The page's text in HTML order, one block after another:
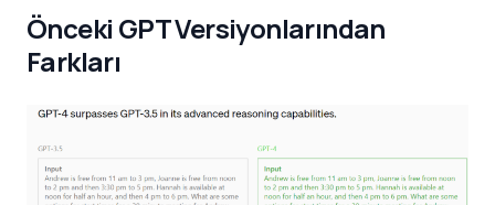
Önceki GPT Versiyonlarından
Farkları